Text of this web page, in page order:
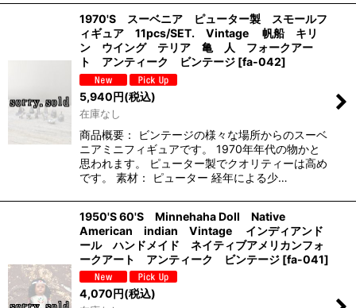
1970'S スーベニア ピューター製 スモールフ
ィギュア 11pcs/SET. Vintage 帆船 キリ
ン ウイング テリア 亀 人 フォークアー
ト アンティーク ビンテージ [fa-042]
5,940円(税込)
在庫なし
商品概要： ビンテージの様々な場所からのスーベ
ニアミニフィギュアです。 1970年年代の物かと
思われます。 ピューター製でクオリティーは高め
です。 素材： ピューター 経年による少…
1950'S 60'S Minnehaha Doll Native
American indian Vintage インディアンド
ール ハンドメイド ネイティブアメリカンフォ
ークアート アンティーク ビンテージ [fa-041]
4,070円(税込)